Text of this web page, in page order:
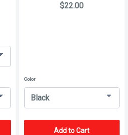
$22.00
Color
Add to Cart